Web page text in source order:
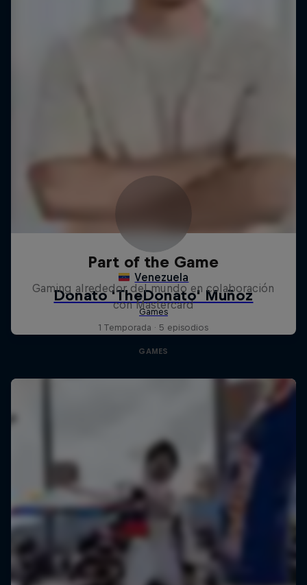
Part of the Game
Gaming alrededor del mundo en colaboración
con Mastercard
1 Temporada · 5 episodios
GAMES